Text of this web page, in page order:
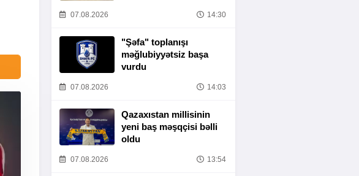
07.08.2026 14:30
"Şəfa" toplanışı
məğlubiyyətsiz başa
vurdu
07.08.2026 14:03
Qazaxıstan millisinin
yeni baş məşqçisi bəlli
oldu
07.08.2026 13:54